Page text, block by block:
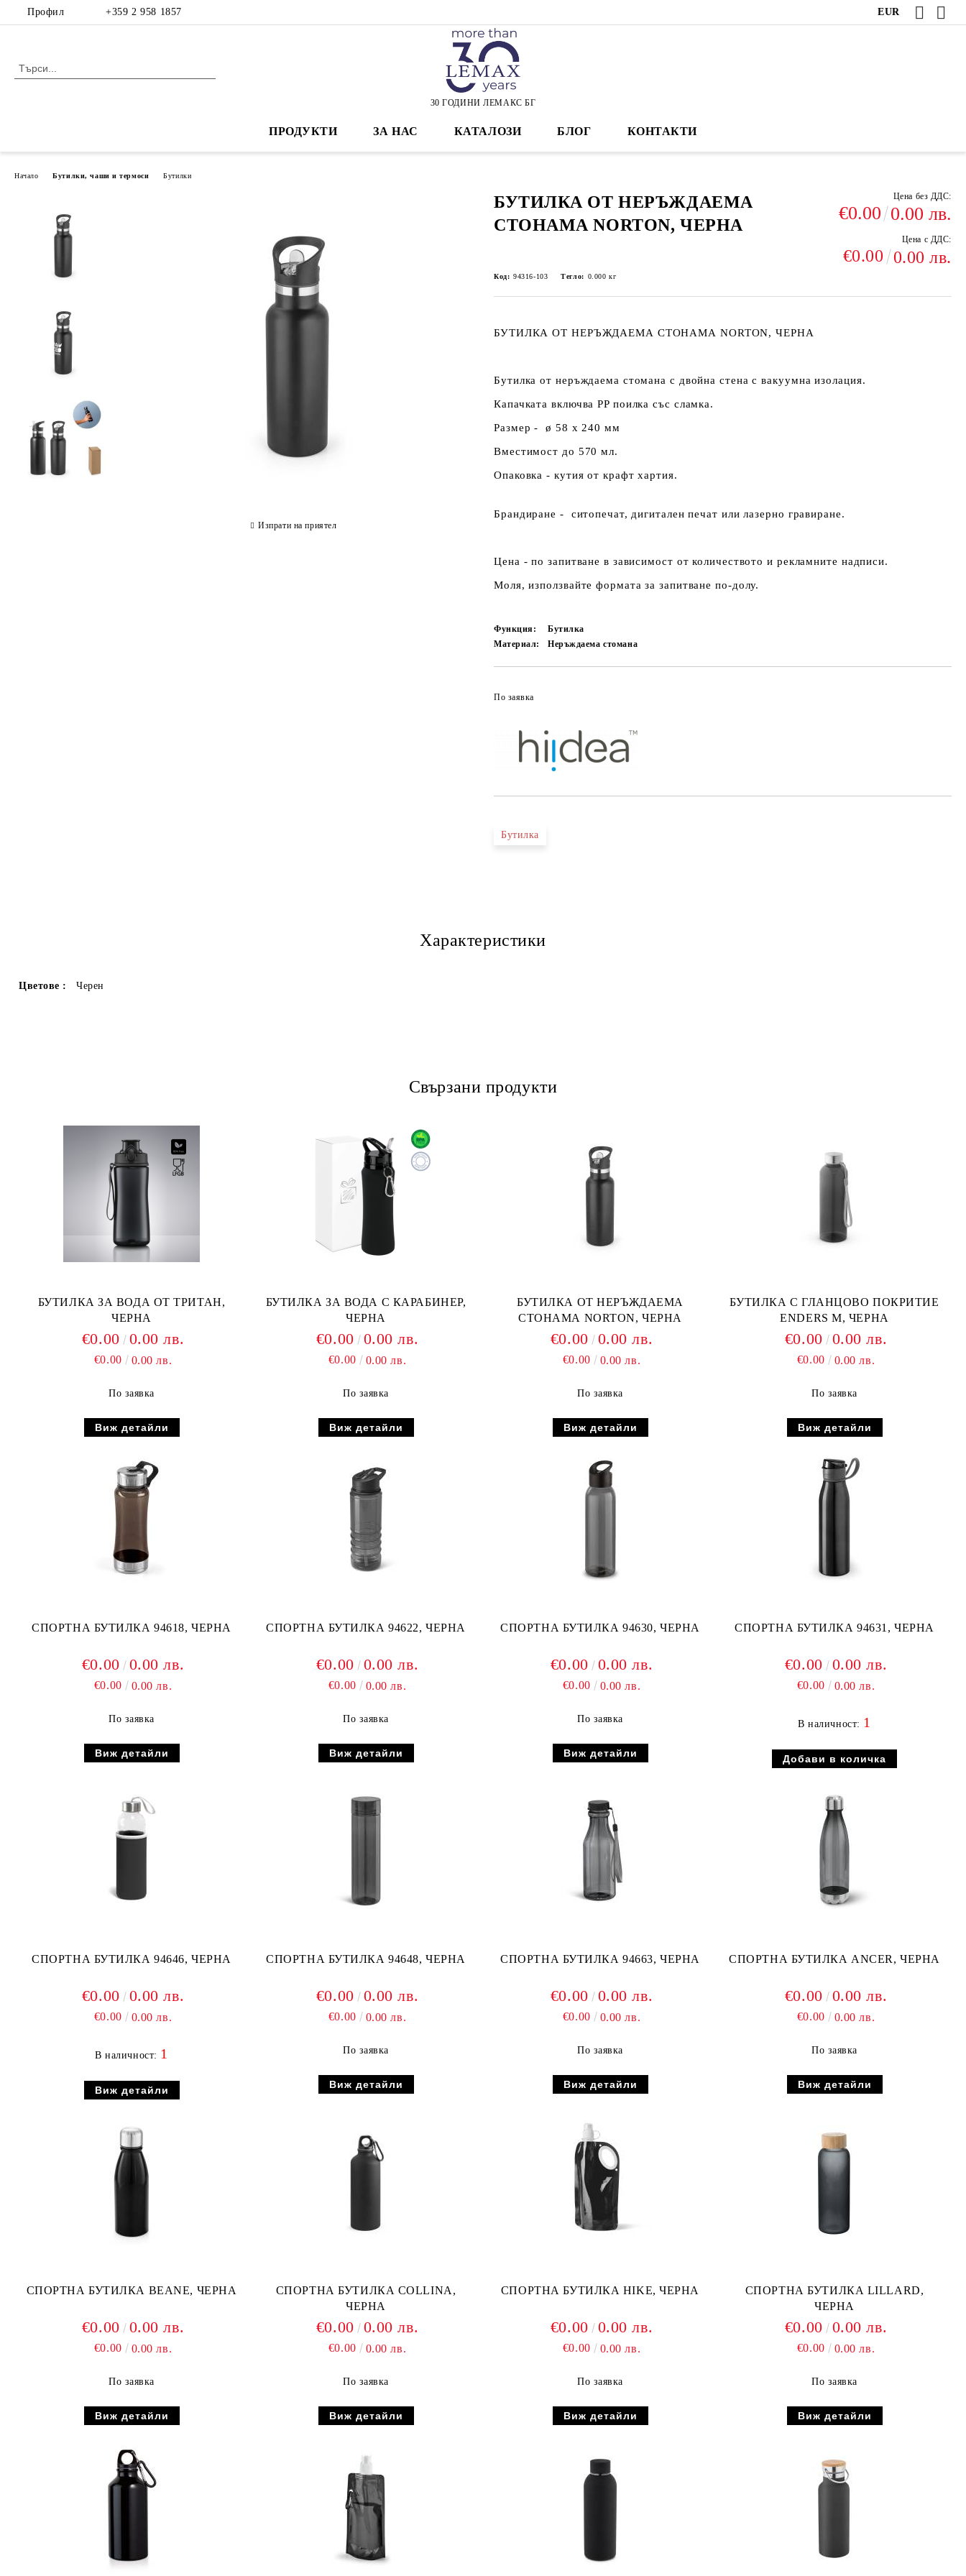
Профил +359 2 958 1857 EUR
30 ГОДИНИ ЛЕМАКС БГ
ПРОДУКТИ ЗА НАС КАТАЛОЗИ БЛОГ КОНТАКТИ
Начало Бутилки, чаши и термоси Бутилки
БУТИЛКА ОТ НЕРЪЖДАЕМА
СТОНАМА NORTON, ЧЕРНА
Цена без ДДС:
€0.00 0.00 лв.
Цена с ДДС:
€0.00 0.00 лв.
Код: 94316-103 Тегло: 0.000 кг
БУТИЛКА ОТ НЕРЪЖДАЕМА СТОНАМА NORTON, ЧЕРНА
Бутилка от неръждаема стомана с двойна стена с вакуумна изолация.
Капачката включва PP поилка със сламка.
Размер - ø 58 x 240 мм
Вместимост до 570 мл.
Опаковка - кутия от крафт хартия.
Брандиране - ситопечат, дигитален печат или лазерно гравиране.
Цена - по запитване в зависимост от количеството и рекламните надписи.
Моля, използвайте формата за запитване по-долу.
Функция:
Бутилка
Материал:
Неръждаема стомана
По заявка
Бутилка
Изпрати на приятел
Характеристики
Цветове : Черен
Свързани продукти
БУТИЛКА ЗА ВОДА ОТ ТРИТАН,
ЧЕРНА
€0.00 0.00 лв.
€0.00 0.00 лв.
По заявка
Виж детайли
БУТИЛКА ЗА ВОДА С КАРАБИНЕР,
ЧЕРНА
€0.00 0.00 лв.
€0.00 0.00 лв.
По заявка
Виж детайли
БУТИЛКА ОТ НЕРЪЖДАЕМА
СТОНАМА NORTON, ЧЕРНА
€0.00 0.00 лв.
€0.00 0.00 лв.
По заявка
Виж детайли
БУТИЛКА С ГЛАНЦОВО ПОКРИТИЕ
ENDERS M, ЧЕРНА
€0.00 0.00 лв.
€0.00 0.00 лв.
По заявка
Виж детайли
СПОРТНА БУТИЛКА 94618, ЧЕРНА
€0.00 0.00 лв.
€0.00 0.00 лв.
По заявка
Виж детайли
СПОРТНА БУТИЛКА 94622, ЧЕРНА
€0.00 0.00 лв.
€0.00 0.00 лв.
По заявка
Виж детайли
СПОРТНА БУТИЛКА 94630, ЧЕРНА
€0.00 0.00 лв.
€0.00 0.00 лв.
По заявка
Виж детайли
СПОРТНА БУТИЛКА 94631, ЧЕРНА
€0.00 0.00 лв.
€0.00 0.00 лв.
В наличност: 1
СПОРТНА БУТИЛКА 94646, ЧЕРНА
€0.00 0.00 лв.
€0.00 0.00 лв.
В наличност: 1
Виж детайли
СПОРТНА БУТИЛКА 94648, ЧЕРНА
€0.00 0.00 лв.
€0.00 0.00 лв.
По заявка
Виж детайли
СПОРТНА БУТИЛКА 94663, ЧЕРНА
€0.00 0.00 лв.
€0.00 0.00 лв.
По заявка
Виж детайли
СПОРТНА БУТИЛКА ANCER, ЧЕРНА
€0.00 0.00 лв.
€0.00 0.00 лв.
По заявка
Виж детайли
СПОРТНА БУТИЛКА BEANE, ЧЕРНА
€0.00 0.00 лв.
€0.00 0.00 лв.
По заявка
Виж детайли
СПОРТНА БУТИЛКА COLLINA,
ЧЕРНА
€0.00 0.00 лв.
€0.00 0.00 лв.
По заявка
Виж детайли
СПОРТНА БУТИЛКА HIKE, ЧЕРНА
€0.00 0.00 лв.
€0.00 0.00 лв.
По заявка
Виж детайли
СПОРТНА БУТИЛКА LILLARD,
ЧЕРНА
€0.00 0.00 лв.
€0.00 0.00 лв.
По заявка
Виж детайли